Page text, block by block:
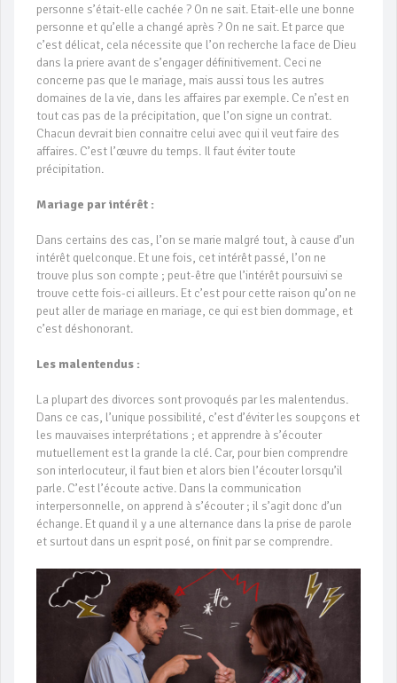
personne s’était-elle cachée ? On ne sait. Etait-elle une bonne
personne et qu’elle a changé après ? On ne sait. Et parce que
c’est délicat, cela nécessite que l’on recherche la face de Dieu
dans la priere avant de s’engager définitivement. Ceci ne
concerne pas que le mariage, mais aussi tous les autres
domaines de la vie, dans les affaires par exemple. Ce n’est en
tout cas pas de la précipitation, que l’on signe un contrat.
Chacun devrait bien connaitre celui avec qui il veut faire des
affaires. C’est l’œuvre du temps. Il faut éviter toute
précipitation.
Mariage par intérêt :
Dans certains des cas, l’on se marie malgré tout, à cause d’un
intérêt quelconque. Et une fois, cet intérêt passé, l’on ne
trouve plus son compte ; peut-être que l’intérêt poursuivi se
trouve cette fois-ci ailleurs. Et c’est pour cette raison qu’on ne
peut aller de mariage en mariage, ce qui est bien dommage, et
c’est déshonorant.
Les malentendus :
La plupart des divorces sont provoqués par les malentendus.
Dans ce cas, l’unique possibilité, c’est d’éviter les soupçons et
les mauvaises interprétations ; et apprendre à s’écouter
mutuellement est la grande la clé. Car, pour bien comprendre
son interlocuteur, il faut bien et alors bien l’écouter lorsqu’il
parle. C’est l’écoute active. Dans la communication
interpersonnelle, on apprend à s’écouter ; il s’agit donc d’un
échange. Et quand il y a une alternance dans la prise de parole
et surtout dans un esprit posé, on finit par se comprendre.